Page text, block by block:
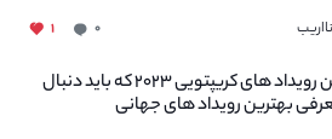
نااریب ۰ ۱
مهم ترین رویداد های کریپتویی ۲۰۲۳ که باید دنبال
بهترین رویداد های جهانی